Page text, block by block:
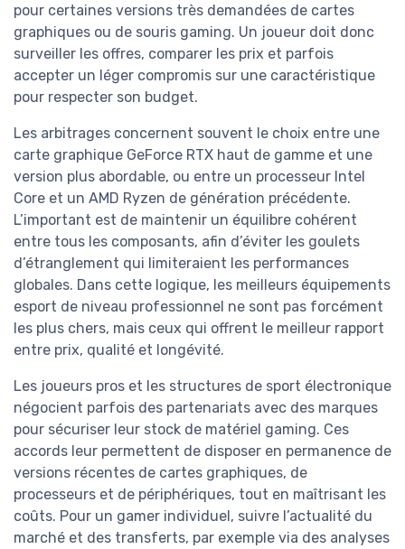
pour certaines versions très demandées de cartes
graphiques ou de souris gaming. Un joueur doit donc
surveiller les offres, comparer les prix et parfois
accepter un léger compromis sur une caractéristique
pour respecter son budget.
Les arbitrages concernent souvent le choix entre une
carte graphique GeForce RTX haut de gamme et une
version plus abordable, ou entre un processeur Intel
Core et un AMD Ryzen de génération précédente.
L’important est de maintenir un équilibre cohérent
entre tous les composants, afin d’éviter les goulets
d’étranglement qui limiteraient les performances
globales. Dans cette logique, les meilleurs équipements
esport de niveau professionnel ne sont pas forcément
les plus chers, mais ceux qui offrent le meilleur rapport
entre prix, qualité et longévité.
Les joueurs pros et les structures de sport électronique
négocient parfois des partenariats avec des marques
pour sécuriser leur stock de matériel gaming. Ces
accords leur permettent de disposer en permanence de
versions récentes de cartes graphiques, de
processeurs et de périphériques, tout en maîtrisant les
coûts. Pour un gamer individuel, suivre l’actualité du
marché et des transferts, par exemple via des analyses